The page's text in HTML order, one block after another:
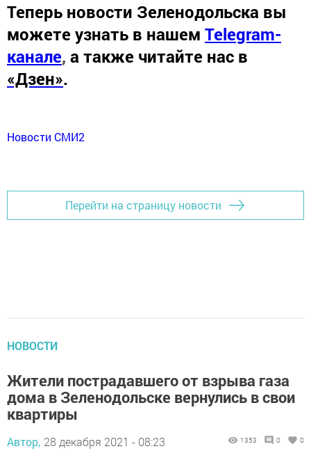
Теперь новости Зеленодольска вы
можете узнать в нашем Telegram-
канале, а также читайте нас в
«Дзен».
Новости СМИ2
Перейти на страницу новости
НОВОСТИ
Жители пострадавшего от взрыва газа
дома в Зеленодольске вернулись в свои
квартиры
Автор, 28 декабря 2021 - 08:23 1353 0 0